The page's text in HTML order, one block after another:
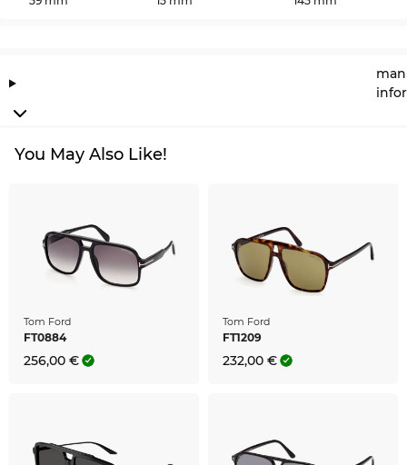
You May Also Like!
Tom Ford
FT0884
256,00 €
Tom Ford
FT1209
232,00 €